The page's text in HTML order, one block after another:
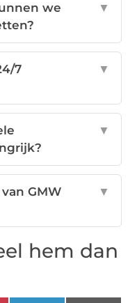
we
▼
7
▼
▼
GMW
▼
hem dan